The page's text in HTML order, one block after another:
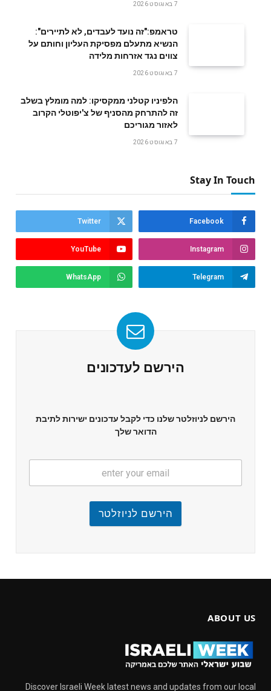
7 באוגוסט 2026
טראמפ:"זה נועד לעבדים, לא לתיירים":
הנשיא מתעלם מפסיקת העליון וחותם על
צווים נגד אזרחות מלידה
7 באוגוסט 2026
הלפיניו קטלני ממקסיקו: למה מומלץ בשלב
זה להתרחק מהסניף של צ'יפוטלי הקרוב
לאזור מגוריכם
7 באוגוסט 2026
Stay In Touch
Facebook
Twitter
Instagram
YouTube
Telegram
WhatsApp
הירשם לעדכונים
הירשם לניוזלטר שלנו כדי לקבל עדכונים ישירות לתיבת
הדואר שלך
הירשם לניוזלטר
ABOUT US
Discover Israeli Week latest news and updates from our local